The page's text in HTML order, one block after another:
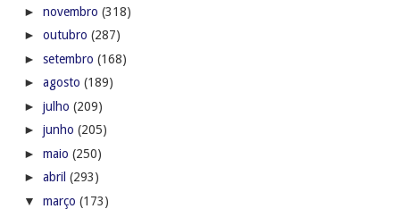
► novembro (318)
► outubro (287)
► setembro (168)
► agosto (189)
► julho (209)
► junho (205)
► maio (250)
► abril (293)
▼ março (173)